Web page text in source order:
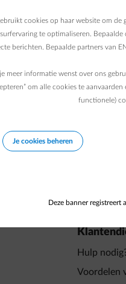
het
is thuis minder energie
Bijvoorbeeld met de
die het meeste opbrengen
Hulp
Voordelen
cookies op haar website om de
te optimaliseren.
berichten. Bepaalde partners van
meer informatie wenst over ons
om alle cookies te
functionele)
Je cookies beheren
Deze banner registreert